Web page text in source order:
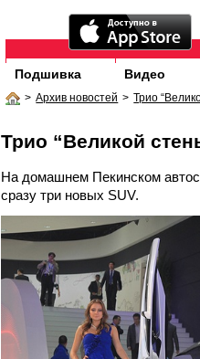
Подшивка Видео
> Архив новостей > Трио
Трио “Великой
На домашнем Пекинском
сразу три новых SUV.